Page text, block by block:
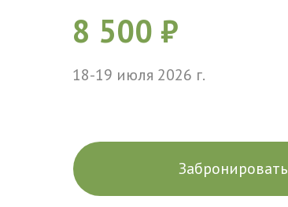
8 500 ₽
Забронировать
18-19 июля 2026 г.